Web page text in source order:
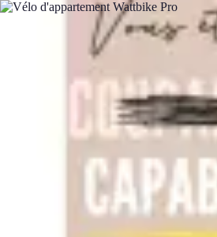
Training Pro
Méthodes de FormationConception de
Formation et Méthodologies
Training Pro